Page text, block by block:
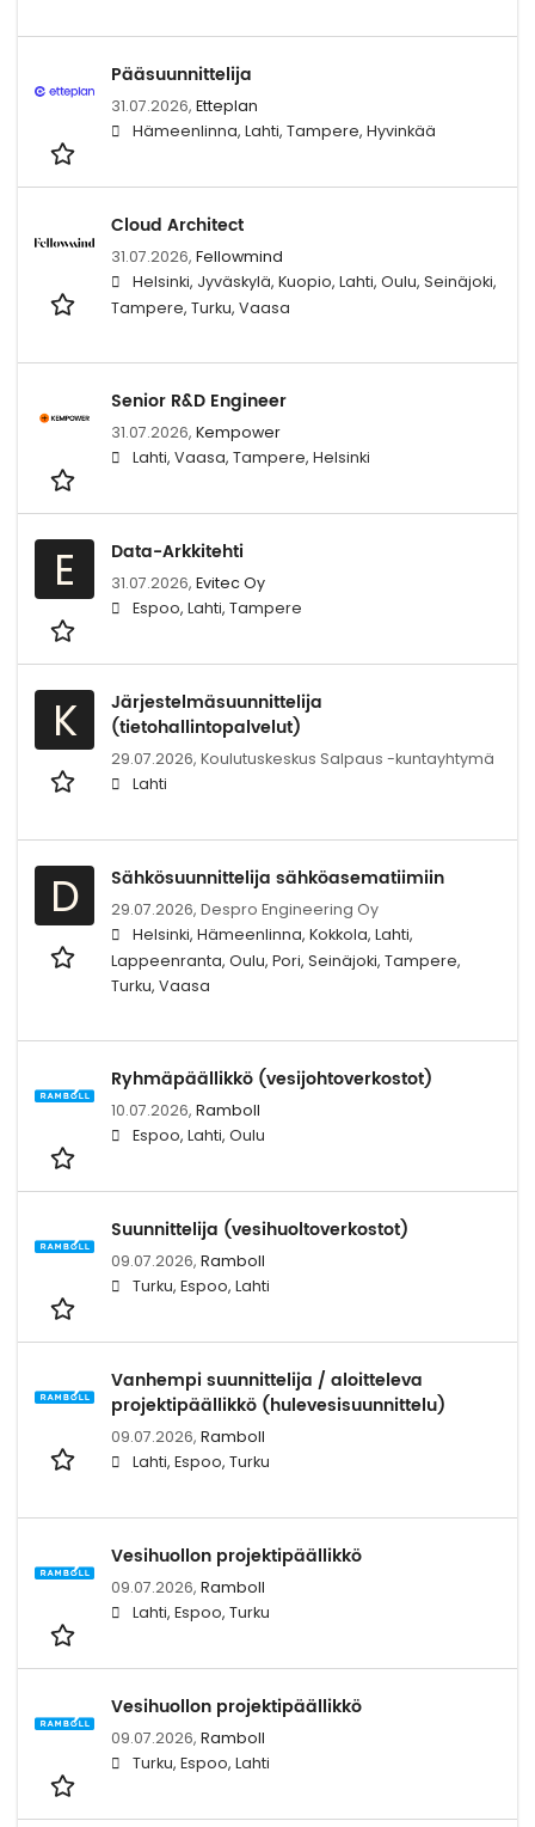
Pääsuunnittelija
31.07.2026, Etteplan
Hämeenlinna, Lahti, Tampere, Hyvinkää
Cloud Architect
31.07.2026, Fellowmind
Helsinki, Jyväskylä, Kuopio, Lahti, Oulu, Seinäjoki,
Tampere, Turku, Vaasa
Senior R&D Engineer
31.07.2026, Kempower
Lahti, Vaasa, Tampere, Helsinki
E Data-Arkkitehti
31.07.2026, Evitec Oy
Espoo, Lahti, Tampere
K
Järjestelmäsuunnittelija
(tietohallintopalvelut)
29.07.2026, Koulutuskeskus Salpaus -kuntayhtymä
Lahti
D Sähkösuunnittelija sähköasematiimiin
29.07.2026, Despro Engineering Oy
Helsinki, Hämeenlinna, Kokkola, Lahti,
Lappeenranta, Oulu, Pori, Seinäjoki, Tampere,
Turku, Vaasa
Ryhmäpäällikkö (vesijohtoverkostot)
10.07.2026, Ramboll
Espoo, Lahti, Oulu
Suunnittelija (vesihuoltoverkostot)
09.07.2026, Ramboll
Turku, Espoo, Lahti
Vanhempi suunnittelija / aloitteleva
projektipäällikkö (hulevesisuunnittelu)
09.07.2026, Ramboll
Lahti, Espoo, Turku
Vesihuollon projektipäällikkö
09.07.2026, Ramboll
Lahti, Espoo, Turku
Vesihuollon projektipäällikkö
09.07.2026, Ramboll
Turku, Espoo, Lahti